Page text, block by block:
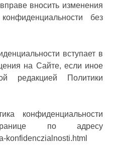
вносить изменения
без
вступает в
на Сайте, если иное
редакцией Политики
конфиденциальности
по адресу
konfidenczialnosti.html